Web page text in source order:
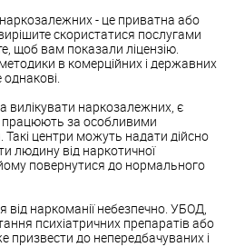
- це приватна або
скористатися послугами
щоб вам показали ліцензію.
в комерційних і державних
вилікувати наркозалежних, є
працюють за особливими
центри можуть надати дійсно
людину від наркотичної
повернутися до нормального
від наркоманії небезпечно. УБОД,
психіатричних препаратів або
призвести до непередбачуваних і